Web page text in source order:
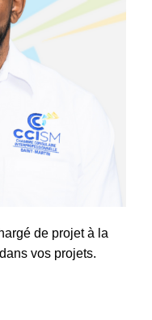
de projet à la
vos projets.